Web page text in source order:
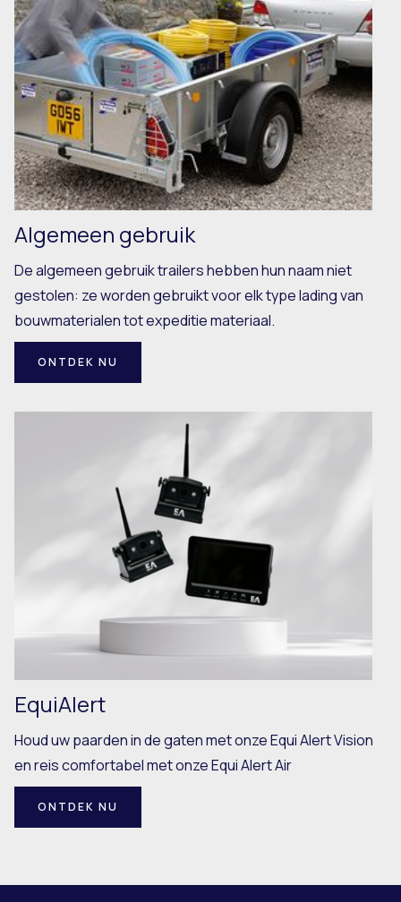
Algemeen gebruik
De algemeen gebruik trailers hebben hun naam niet
gestolen: ze worden gebruikt voor elk type lading van
bouwmaterialen tot expeditie materiaal.
ONTDEK NU
EquiAlert
Houd uw paarden in de gaten met onze Equi Alert Vision
en reis comfortabel met onze Equi Alert Air
ONTDEK NU